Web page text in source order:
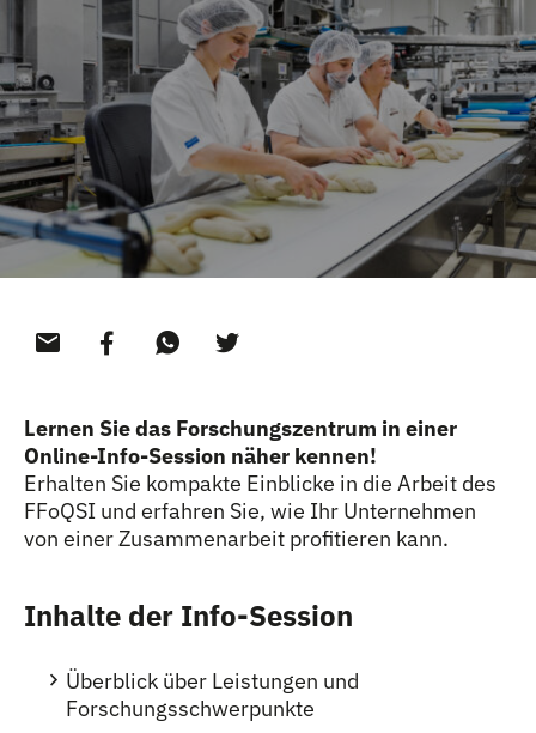
Lernen Sie das Forschungszentrum in einer
Online-Info-Session näher kennen!
Erhalten Sie kompakte Einblicke in die Arbeit des
FFoQSI und erfahren Sie, wie Ihr Unternehmen
von einer Zusammenarbeit profitieren kann.
Inhalte der Info-Session
Überblick über Leistungen und
Forschungsschwerpunkte